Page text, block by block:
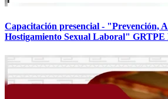
Capacitación presencial - "Prevención,
Hostigamiento Sexual Laboral" GRTPE